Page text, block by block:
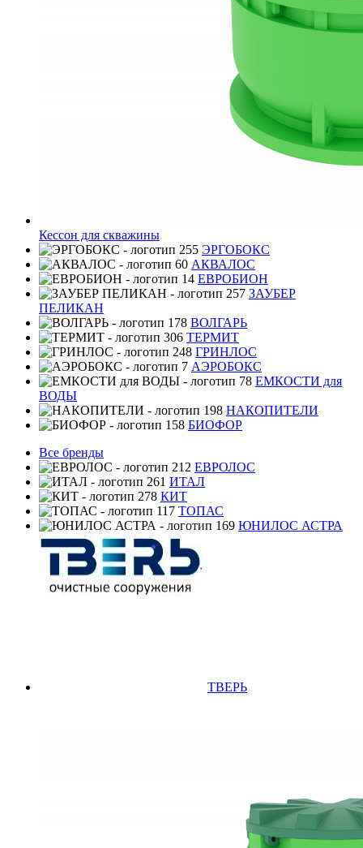
Кессон для скважины
ЭРГОБОКС
АКВАЛОС
ЕВРОБИОН
ЗАУБЕР
ПЕЛИКАН
ВОЛГАРЬ
ТЕРМИТ
ГРИНЛОС
АЭРОБОКС
ЕМКОСТИ для
ВОДЫ
НАКОПИТЕЛИ
БИОФОР
Все бренды
ЕВРОЛОС
ИТАЛ
КИТ
ТОПАС
ЮНИЛОС АСТРА
ТВЕРЬ